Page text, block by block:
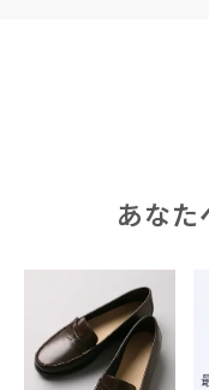
あな